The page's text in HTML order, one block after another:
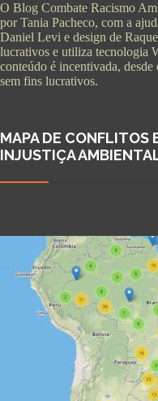
O Blog Combate Racismo
por Tania Pacheco, com a
Daniel Levi e design de
lucrativos e utiliza tecnologia
conteúdo é incentivada,
sem fins lucrativos.
MAPA DE CONFLITOS
INJUSTIÇA